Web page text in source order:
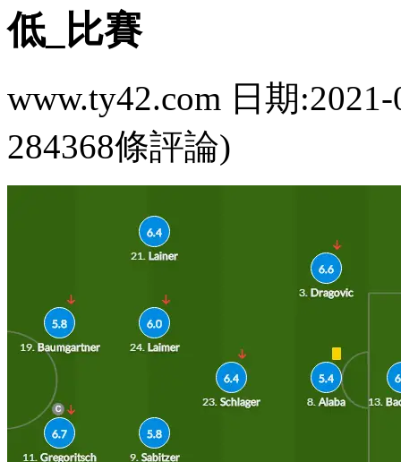
低_比賽
www.ty42.com 日期
284368條評論)